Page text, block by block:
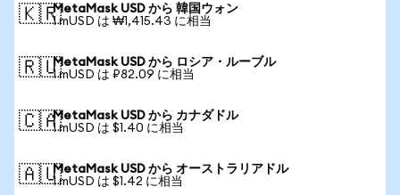
🇰🇷MetaMask USD から 韓国ウォン
1 mUSD は ₩1,415.43 に相当
🇷🇺MetaMask USD から ロシア・ルーブル
1 mUSD は ₽82.09 に相当
🇨🇦MetaMask USD から カナダドル
1 mUSD は $1.40 に相当
🇦🇺MetaMask USD から オーストラリアドル
1 mUSD は $1.42 に相当